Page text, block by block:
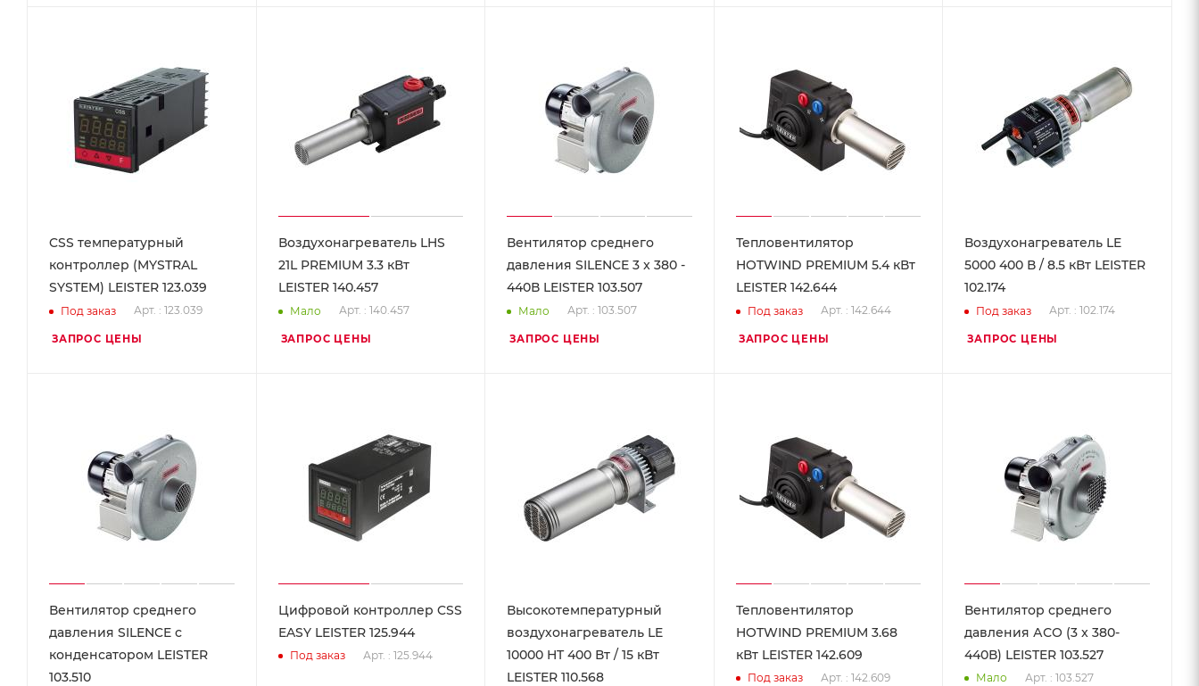
CSS температурный
контроллер (MYSTRAL
SYSTEM) LEISTER 123.039
Под заказ Арт. : 123.039
ЗАПРОС ЦЕНЫ
Воздухонагреватель LHS
21L PREMIUM 3.3 кВт
LEISTER 140.457
Мало Арт. : 140.457
ЗАПРОС ЦЕНЫ
Вентилятор среднего
давления SILENCE 3 x 380 -
440В LEISTER 103.507
Мало Арт. : 103.507
ЗАПРОС ЦЕНЫ
Тепловентилятор
HOTWIND PREMIUM 5.4 кВт
LEISTER 142.644
Под заказ Арт. : 142.644
ЗАПРОС ЦЕНЫ
Воздухонагреватель LE
5000 400 В / 8.5 кВт LEISTER
102.174
Под заказ Арт. : 102.174
ЗАПРОС ЦЕНЫ
Вентилятор среднего
давления SILENCE с
конденсатором LEISTER
103.510
Цифровой контроллер CSS
EASY LEISTER 125.944
Под заказ Арт. : 125.944
Высокотемпературный
воздухонагреватель LE
10000 HT 400 Вт / 15 кВт
LEISTER 110.568
Тепловентилятор
HOTWIND PREMIUM 3.68
кВт LEISTER 142.609
Под заказ Арт. : 142.609
Вентилятор среднего
давления АСО (3 x 380-
440В) LEISTER 103.527
Мало Арт. : 103.527